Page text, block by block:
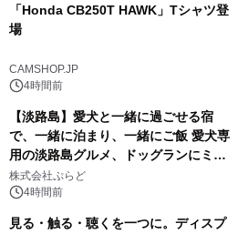
「Honda CB250T HAWK」Tシャツ登
場
CAMSHOP.JP
4時間前
【淡路島】愛犬と一緒に過ごせる宿
で、一緒に泊まり、一緒にご飯 愛犬専
用の淡路島グルメ、ドッグランにミニ
プール グランピングとトレーラーハウ
スの2施設で
株式会社ぷらど
4時間前
見る・触る・聴くを一つに。ディスプ